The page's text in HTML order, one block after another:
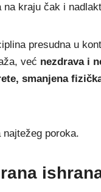
na kraju čak i
presudna u
već nezdrava i
smanjena
poroka.